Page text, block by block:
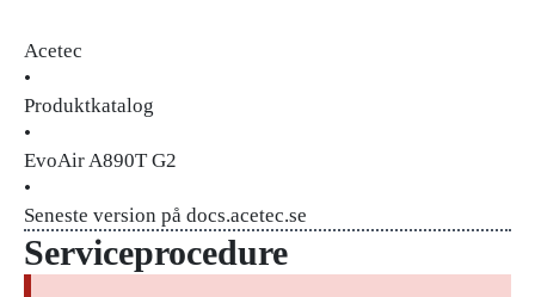
Acetec
•
Produktkatalog
•
EvoAir A890T G2
•
Seneste version på docs.acetec.se
Serviceprocedure